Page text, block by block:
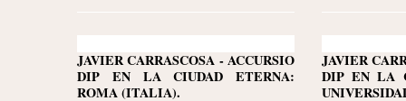
JAVIER CARRASCOSA - ACCURSIO
DIP EN LA CIUDAD ETERNA:
ROMA (ITALIA).
JAVIER
DIP EN LA